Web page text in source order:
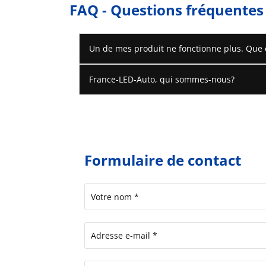
FAQ - Questions fréquentes
Un de mes produit ne fonctionne plus. Que
France-LED-Auto, qui sommes-nous?
Formulaire de contact